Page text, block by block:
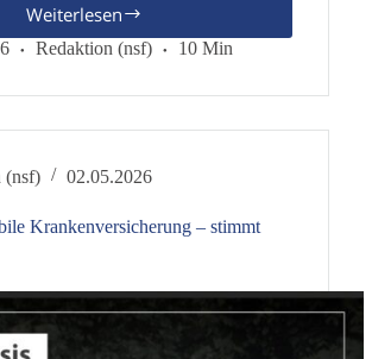
Weiterlesen
Kann
Versöhnung
Redaktion (nsf) 10 Min
(nsf) 02.05.2026
Krankenversicherung – stimmt